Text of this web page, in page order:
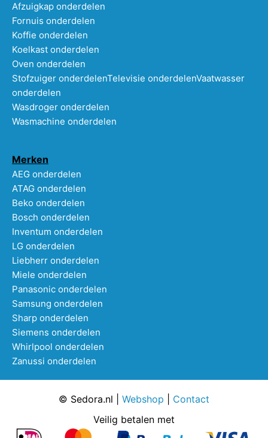
Afzuigkap onderdelen
Fornuis onderdelen
Koffie onderdelen
Koelkast onderdelen
Oven onderdelen
Stofzuiger onderdelenTelevisie onderdelenVaatwasser
onderdelen
Wasdroger onderdelen
Wasmachine onderdelen
Merken
AEG onderdelen
ATAG onderdelen
Beko onderdelen
Bosch onderdelen
Inventum onderdelen
LG onderdelen
Liebherr onderdelen
Miele onderdelen
Panasonic onderdelen
Samsung onderdelen
Sharp onderdelen
Siemens onderdelen
Whirlpool onderdelen
Zanussi onderdelen
© Sedora.nl | Webshop
Contact
Veilig betalen met